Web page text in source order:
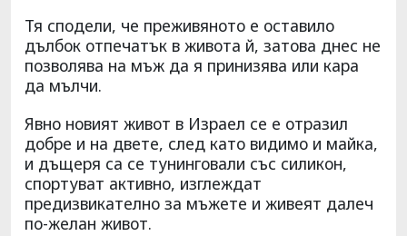
Тя сподели, че преживяното е оставило
дълбок отпечатък в живота й, затова днес не
позволява на мъж да я принизява или кара
да мълчи.
Явно новият живот в Израел се е отразил
добре и на двете, след като видимо и майка,
и дъщеря са се тунинговали със силикон,
спортуват активно, изглеждат
предизвикателно за мъжете и живеят далеч
по-желан живот.